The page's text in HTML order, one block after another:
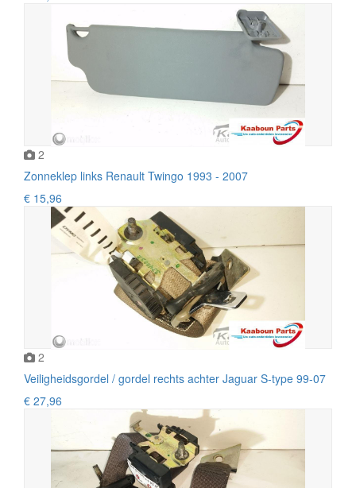
2
Zonneklep links Renault Twingo 1993 - 2007
€ 15,96
2
Veiligheidsgordel / gordel rechts achter Jaguar S-type 99-07
€ 27,96